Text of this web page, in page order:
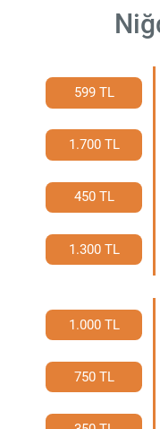
599 TL
1.700 TL
450 TL
1.300 TL
1.000 TL
750 TL